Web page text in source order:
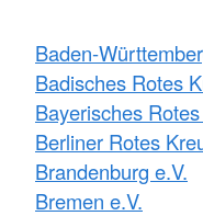
Baden-
Badisches Rotes
Bayerisches
Berliner Rotes
Brandenburg e.V.
Bremen e.V.